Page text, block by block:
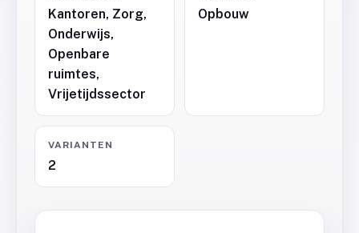
Kantoren, Zorg,
Onderwijs,
Openbare
ruimtes,
Vrijetijdssector
Opbouw
VARIANTEN
2